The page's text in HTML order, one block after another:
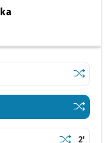
Sprawdź
Galeria
Sprawdź
Skwer
Sprawdź
Dworzec
Czas
2'